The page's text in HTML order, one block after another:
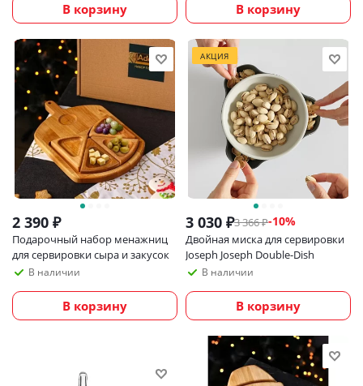
В корзину В корзину
2 390 ₽
Подарочный набор менажниц
для сервировки сыра и закусок
В наличии
В корзину
АКЦИЯ
3 030 ₽3 366₽-10%
Двойная миска для сервировки
Joseph Joseph Double-Dish
В наличии
В корзину